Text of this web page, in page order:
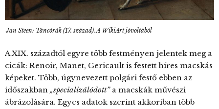
Jan Steen: Táncórák (17. század). A WikiArt jóvoltából
A XIX. századtól egyre több festményen jelentek meg a
cicák: Renoir, Manet, Gericault is festett híres macskás
képeket. Több, úgynevezett polgári festő ebben az
időszakban „specializálódott”a macskák művészi
ábrázolására. Egyes adatok szerint akkoriban több